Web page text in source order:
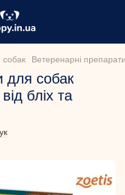
собак Ветеренарні
для собак
бліх та